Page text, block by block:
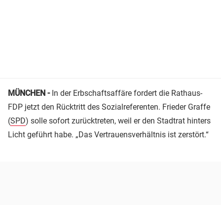
MÜNCHEN - In der Erbschaftsaffäre fordert die Rathaus-
FDP jetzt den Rücktritt des Sozialreferenten. Frieder Graffe
(SPD) solle sofort zurücktreten, weil er den Stadtrat hinters
Licht geführt habe. „Das Vertrauensverhältnis ist zerstört.“